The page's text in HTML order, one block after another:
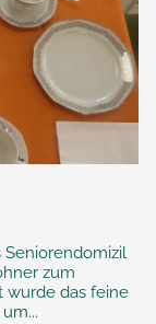
zum
wurde das feine